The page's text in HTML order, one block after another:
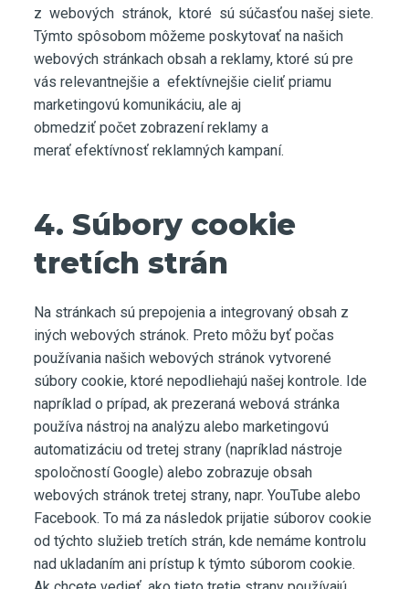
z webových stránok, ktoré sú súčasťou našej siete.
Týmto spôsobom môžeme poskytovať na našich
webových stránkach obsah a reklamy, ktoré sú pre
vás relevantnejšie a efektívnejšie cieliť priamu
marketingovú komunikáciu, ale aj
obmedziť počet zobrazení reklamy a
merať efektívnosť reklamných kampaní.
4. Súbory cookie
tretích strán
Na stránkach sú prepojenia a integrovaný obsah z
iných webových stránok. Preto môžu byť počas
používania našich webových stránok vytvorené
súbory cookie, ktoré nepodliehajú našej kontrole. Ide
napríklad o prípad, ak prezeraná webová stránka
používa nástroj na analýzu alebo marketingovú
automatizáciu od tretej strany (napríklad nástroje
spoločností Google) alebo zobrazuje obsah
webových stránok tretej strany, napr. YouTube alebo
Facebook. To má za následok prijatie súborov cookie
od týchto služieb tretích strán, kde nemáme kontrolu
nad ukladaním ani prístup k týmto súborom cookie.